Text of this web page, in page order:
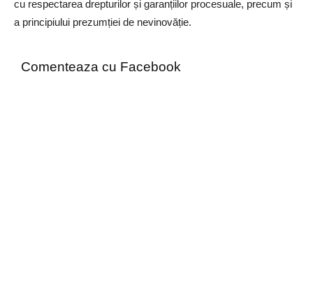
cu respectarea drepturilor și garanțiilor procesuale, precum și
a principiului prezumției de nevinovăție.
Comenteaza cu Facebook